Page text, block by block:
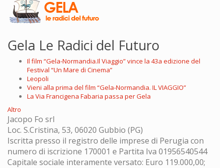
Gela Le Radici del Futuro
Il film “Gela-Normandia.Il Viaggio” vince la 43a edizione del
Festival “Un Mare di Cinema”
Leopoli
Vieni alla prima del film “Gela-Normandia. IL VIAGGIO”
La Via Francigena Fabaria passa per Gela
Altro
Jacopo Fo srl
Loc. S.Cristina, 53, 06020 Gubbio (PG)
Iscritta presso il registro delle imprese di Perugia con
numero di iscrizione 170001 e Partita Iva 01956540544
Capitale sociale interamente versato: Euro 119.000,00;